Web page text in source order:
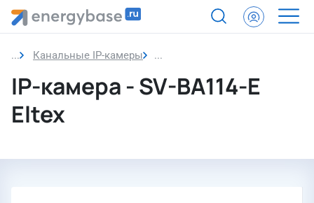
Канальные IP-камеры IP-камера
IP-камера - SV-BA114-E
Eltex